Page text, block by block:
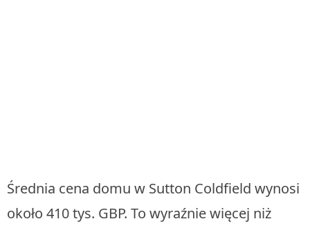
Średnia cena domu w Sutton Coldfield wynosi
około 410 tys. GBP. To wyraźnie więcej niż